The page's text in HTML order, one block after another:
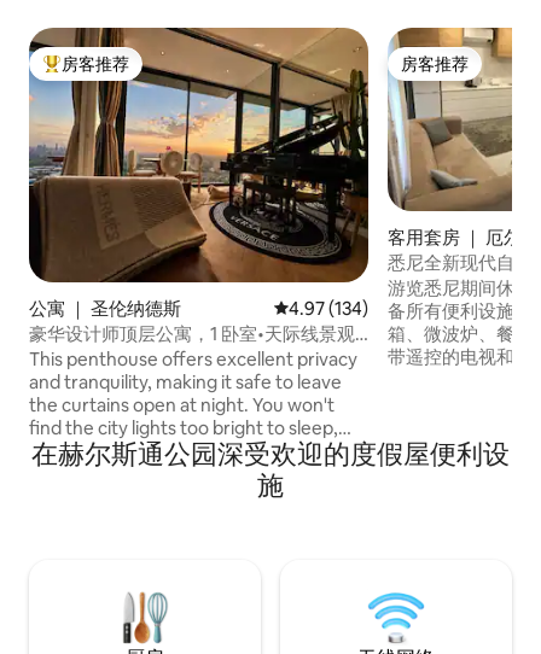
热门「房客推荐」
房客推荐
公寓 ｜ 圣伦纳德斯 平均评分 4.97 分（满分 5 分），
4.97 (134)
豪华设计师顶层公寓，1 卧室•天际线景观•
停车位
This penthouse offers excellent privacy
and tranquility, making it safe to leave
the curtains open at night. You won't
find the city lights too bright to sleep,
but instead, you'll enjoy the charming
urban scenery, reminiscent of scenes
from a TV drama. Stream piano music via
city lights and starry night sky. You'll feel
relaxed and forget all your worries in this
serene atmosphere.
房客推荐
房客推荐
客用套房 ｜ 厄尔
悉尼全新现代自给
游览悉尼期间休息
备所有便利设施。 套房包括 小厨房 - 冰
箱、微波炉、餐具
带遥控的电视和Apple TV 无
馆。步行2分钟即
分钟即可抵达坎特
在赫尔斯通公园深受欢迎的度假屋便利设
施